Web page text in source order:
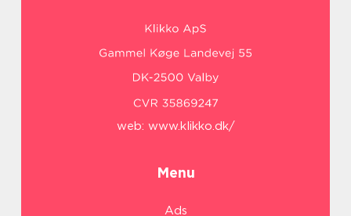
web: www.klikko.dk/
Menu
Ads